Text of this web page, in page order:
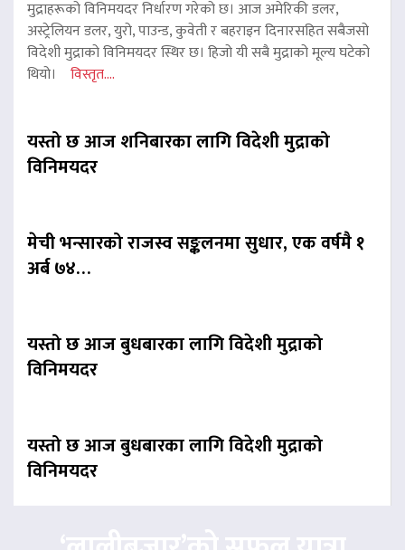
मुद्राहरूको विनिमयदर निर्धारण गरेको छ। आज अमेरिकी डलर,
अस्ट्रेलियन डलर, युरो, पाउन्ड, कुवेती र बहराइन दिनारसहित सबैजसो
विदेशी मुद्राको विनिमयदर स्थिर छ। हिजो यी सबै मुद्राको मूल्य घटेको
थियो। विस्तृत....
यस्तो छ आज शनिबारका लागि विदेशी मुद्राको
विनिमयदर
मेची भन्सारको राजस्व सङ्कलनमा सुधार, एक वर्षमै १
अर्ब ७४…
यस्तो छ आज बुधबारका लागि विदेशी मुद्राको
विनिमयदर
यस्तो छ आज बुधबारका लागि विदेशी मुद्राको
विनिमयदर